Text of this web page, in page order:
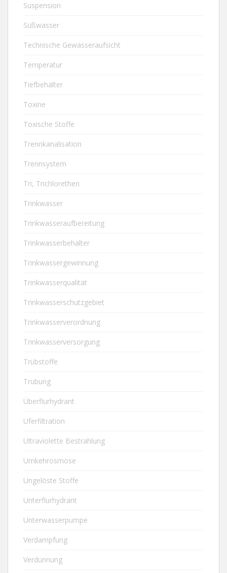
Suspension
Süßwasser
Technische Gewässeraufsicht
Temperatur
Tiefbehälter
Toxine
Toxische Stoffe
Trennkanalisation
Trennsystem
Tri, Trichlorethen
Trinkwasser
Trinkwasseraufbereitung
Trinkwasserbehälter
Trinkwassergewinnung
Trinkwasserqualität
Trinkwasserschutzgebiet
Trinkwasserverordnung
Trinkwasserversorgung
Trübstoffe
Trübung
Überflurhydrant
Uferfiltration
Ultraviolette Bestrahlung
Umkehrosmose
Ungelöste Stoffe
Unterflurhydrant
Unterwasserpumpe
Verdampfung
Verdünnung